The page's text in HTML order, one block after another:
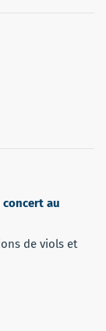
concert au
de viols et